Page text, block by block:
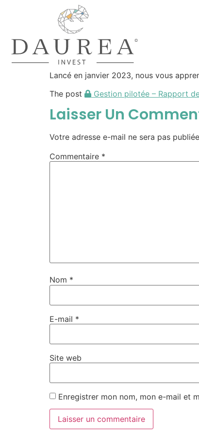
Lancé en janvier 2023, nous vous
The post
Gestion pilotée – Rapport
Laisser Un
Votre adresse e-mail ne sera pas
Commentaire *
Nom *
E-mail *
Site web
Enregistrer mon nom, mon e-mail et